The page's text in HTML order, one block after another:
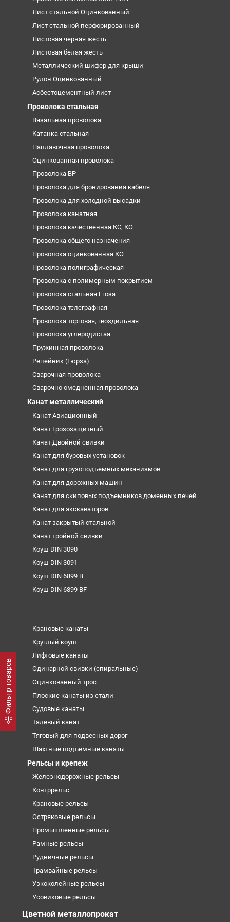
Фильтр товаров
Лист стальной Оцинкованный
Лист стальной перфорированный
Листовая черная жесть
Листовая белая жесть
Металлический шифер для крыши
Рулон Оцинкованный
Асбестоцементный лист
Проволока стальная
Вязальная проволока
Катанка стальная
Наплавочная проволока
Оцинкованная проволока
Проволока ВР
Проволока для бронирования кабеля
Проволока для холодной высадки
Проволока канатная
Проволока качественная КС, КО
Проволока общего назначения
Проволока оцинкованная КО
Проволока полиграфическая
Проволока с полимерным покрытием
Проволока стальная Егоза
Проволока телеграфная
Проволока торговая, гвоздильная
Проволока углеродистая
Пружинная проволока
Репейник (Гюрза)
Сварочная проволока
Сварочно омедненная проволока
Канат металлический
Канат Авиационный
Канат Грозозащитный
Канат Двойной свивки
Канат для буровых установок
Канат для грузоподъемных механизмов
Канат для дорожных машин
Канат для скиповых подъемников доменных печей
Канат для экскаваторов
Канат закрытый стальной
Канат тройной свивки
Коуш DIN 3090
Коуш DIN 3091
Коуш DIN 6899 B
Коуш DIN 6899 BF
Крановые канаты
Круглый коуш
Лифтовые канаты
Одинарной свивки (спиральные)
Оцинкованный трос
Плоские канаты из стали
Судовые канаты
Талевый канат
Тяговый для подвесных дорог
Шахтные подъемные канаты
Рельсы и крепеж
Железнодорожные рельсы
Контррельс
Крановые рельсы
Остряковые рельсы
Промышленные рельсы
Рамные рельсы
Рудничные рельсы
Трамвайные рельсы
Узкоколейные рельсы
Усовиковые рельсы
Цветной металлопрокат